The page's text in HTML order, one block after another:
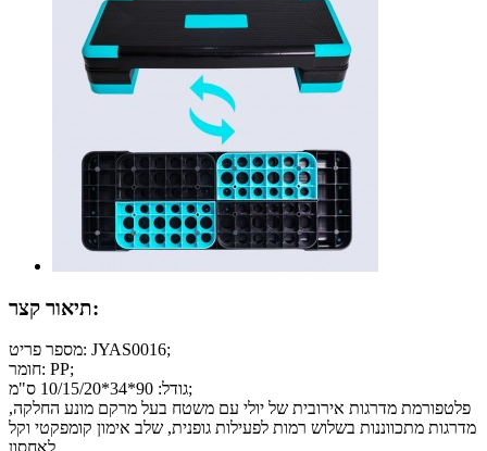
תיאור קצר:
מספר פריט: JYAS0016;
חומר: PP;
גודל: 90*34*10/15/20 ס"מ;
פלטפורמת מדרגות אירובית של יולי עם משטח בעל מרקם מונע החלקה,
מדרגות מתכווננות בשלוש רמות לפעילות גופנית, שלב אימון קומפקטי וקל